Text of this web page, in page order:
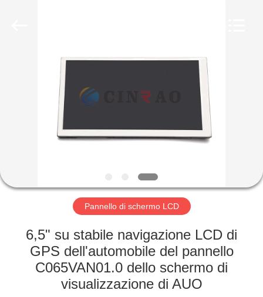
PRODOTTI
MOSTRA
CIRCA
GIRO
DELLA
FABBRICA
Pannello di schermo LCD
6,5" su stabile navigazione LCD di
GPS dell'automobile del pannello
C065VAN01.0 dello schermo di
visualizzazione di AUO